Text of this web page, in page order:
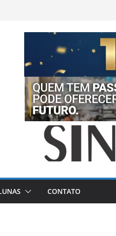
CONTATO